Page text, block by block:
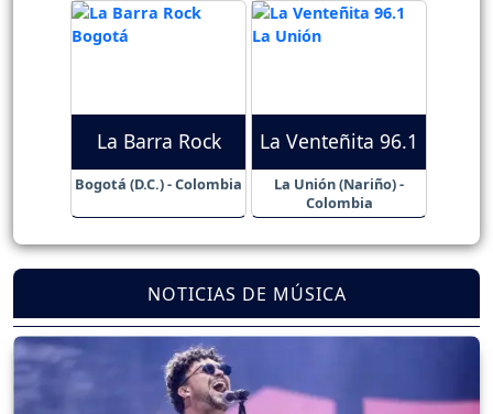
La Barra Rock
Bogotá (D.C.) - Colombia
La Venteñita 96.1
La Unión (Nariño) -
Colombia
NOTICIAS DE MÚSICA